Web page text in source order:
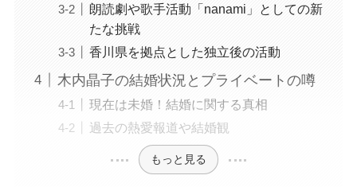
朗読劇や歌手活動「nanami」としての新
たな挑戦
香川県を拠点とした独立後の活動
木内晶子の結婚状況とプライベートの噂
現在は未婚！結婚に関する真相
過去の熱愛報道や結婚観
もっと見る